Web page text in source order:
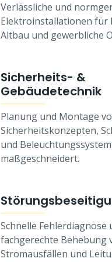
Verlässliche und
Elektroinstallationen für
Altbau und gewerbliche
Sicherheits- &
Gebäudetechnik
Planung und Montage
Sicherheitskonzepten,
und
maßgeschneidert.
Schnelle Fehlerdiagnose
fachgerechte Behebung
Stromausfällen und